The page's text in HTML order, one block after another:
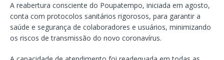
A reabertura consciente do Poupatempo, iniciada em agosto,
conta com protocolos sanitários rigorosos, para garantir a
saúde e segurança de colaboradores e usuários, minimizando
os riscos de transmissão do novo coronavírus.